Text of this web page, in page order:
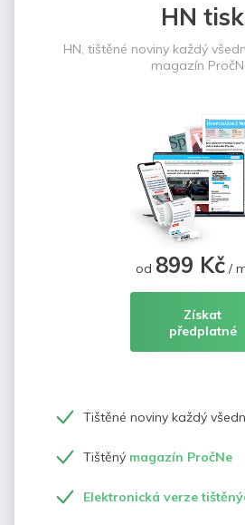
HN tisk
HN, tištěné noviny každý
magazín
od 899 Kč/
Získat
předplatné
Tištěné noviny každý
Tištěný magazín PročNe
Elektronická verze